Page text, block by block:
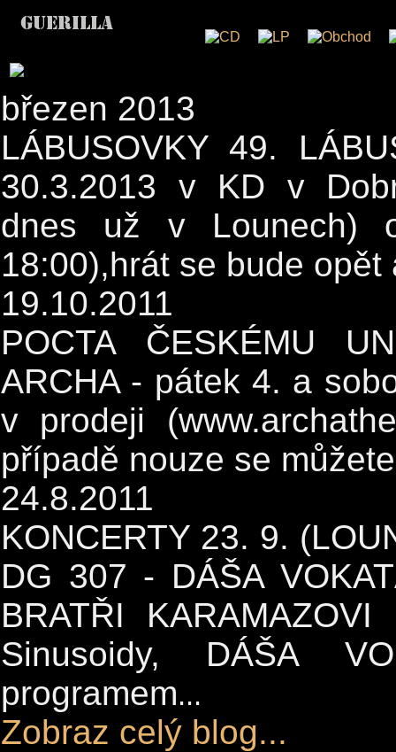
březen 2013
LÁBUSOVKY 49.
30.3.2013 v KD v
dnes už v Lounech)
18:00),hrát se bude opět
19.10.2011
POCTA ČESKÉMU
ARCHA - pátek 4. a
v prodeji
případě nouze se
24.8.2011
KONCERTY 23. 9.
DG 307 - DÁŠA
BRATŘI
Sinusoidy, DÁŠA
programem...
Zobraz celý blog...